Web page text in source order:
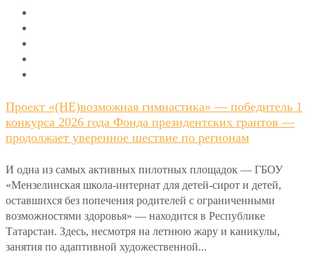
Проект «(НЕ)возможная гимнастика» — победитель 1
конкурса 2026 года Фонда президентских грантов —
продолжает уверенное шествие по регионам
И одна из самых активных пилотных площадок — ГБОУ
«Мензелинская школа-интернат для детей-сирот и детей,
оставшихся без попечения родителей с ограниченными
возможностями здоровья» — находится в Республике
Татарстан. Здесь, несмотря на летнюю жару и каникулы,
занятия по адаптивной художественной...